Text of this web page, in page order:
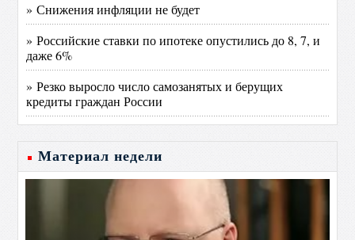
» Снижения инфляции не будет
» Российские ставки по ипотеке опустились до 8, 7, и
даже 6%
» Резко выросло число самозанятых и берущих
кредиты граждан России
Материал недели